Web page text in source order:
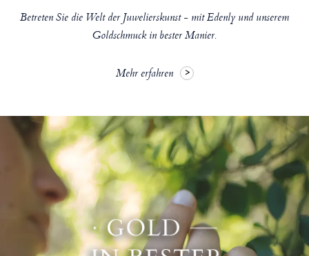
Betreten Sie die Welt der Juwelierskunst - mit Edenly und unserem
Goldschmuck in bester Manier.
Mehr erfahren